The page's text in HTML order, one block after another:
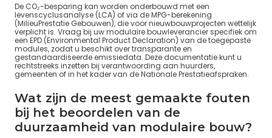
De CO₂-besparing kan worden onderbouwd met een
levenscyclusanalyse (LCA) of via de MPG-berekening
(MilieuPrestatie Gebouwen), die voor nieuwbouwprojecten wettelijk
verplicht is. Vraag bij uw modulaire bouwleverancier specifiek om
een EPD (Environmental Product Declaration) van de toegepaste
modules, zodat u beschikt over transparante en
gestandaardiseerde emissiedata. Deze documentatie kunt u
rechtstreeks inzetten bij verantwoording aan huurders,
gemeenten of in het kader van de Nationale Prestatieafspraken.
Wat zijn de meest gemaakte fouten
bij het beoordelen van de
duurzaamheid van modulaire bouw?